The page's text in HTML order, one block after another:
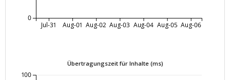
Jul-31 Aug-01 Aug-02 Aug-03 Aug-04 Aug-05 Aug-06
0
Übertragungszeit für Inhalte (ms)
100